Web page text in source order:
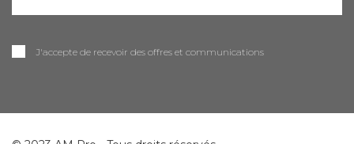
J'accepte de recevoir des offres et communications